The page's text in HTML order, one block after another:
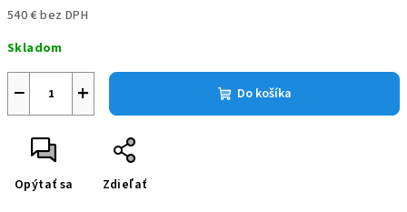
540 € bez DPH
cena:
Skladom
+
− Do košíka
Opýtať sa Zdieľať